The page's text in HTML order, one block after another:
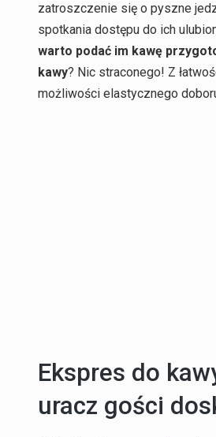
zatroszczenie się o pyszne
spotkania dostępu do ich
warto podać im kawę
kawy? Nic straconego! Z
możliwości elastycznego
Ekspres do
uracz gości